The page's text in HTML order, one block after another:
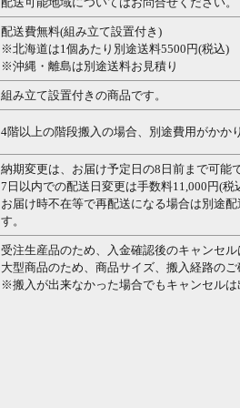
配送費無料(組み立て設置付き)
※北海道は1個あたり別途送料5500円(税込)
※沖縄・離島は別途送料お見積り
組み立て設置付きの商品です。
4階以上の階段搬入の場合、別途費用がかか
納期変更は、お届け予定日の8日前まで可能
7日以内での配送日変更は手数料11,000円(税
お届け時不在等で再配送になる場合は別途
す。
受注生産品のため、入金確認後のキャンセ
大型商品のため、商品サイズ、搬入経路の
※搬入が出来なかった場合でもキャンセル